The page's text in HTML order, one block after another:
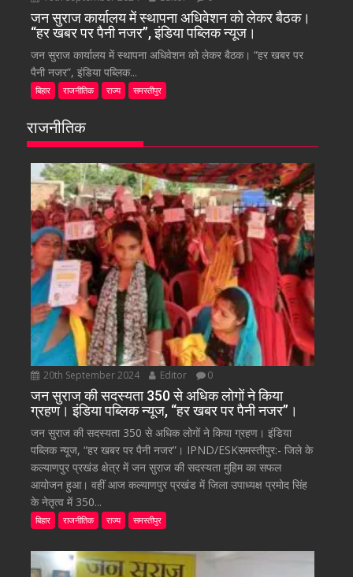
जन सुराज कार्यालय में स्थापना अधिवेशन को लेकर बैठक।
“हर खबर पर पैनी नजर”, इंडिया पब्लिक न्यूज।
जन सुराज कार्यालय में स्थापना अधिवेशन को लेकर बैठक। “हर खबर पर
पैनी नजर”, इंडिया पब्लिक...
बिहार राजनीतिक राज्य समस्तीपुर
राजनीतिक
20th September 2024 Editor 0
जन सुराज की सदस्यता 350 से अधिक लोगों ने किया
ग्रहण। इंडिया पब्लिक न्यूज, “हर खबर पर पैनी नजर”।
जन सुराज की सदस्यता 350 से अधिक लोगों ने किया ग्रहण। इंडिया
पब्लिक न्यूज, “हर खबर पर पैनी नजर”। IPND/ESKसमस्तीपुर:- जिले के
कल्याणपुर प्रखंड क्षेत्र में जन सुराज की सदस्यता मुहिम का सफल
आयोजन हुआ। वहीं आज कल्याणपुर प्रखंड में जिला उपाध्यक्ष प्रमोद सिंह
के नेतृत्व में 350...
बिहार राजनीतिक राज्य समस्तीपुर